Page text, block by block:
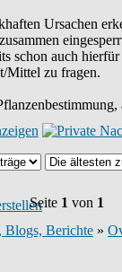
Ursachen
schon auch
Mittel zu fragen.
Seite 1 von 1
Blogs, Berichte »